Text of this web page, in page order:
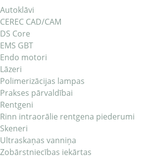
Autoklāvi
CEREC CAD/CAM
DS Core
EMS GBT
Endo motori
Lāzeri
Polimerizācijas lampas
Prakses pārvaldībai
Rentgeni
Rinn intraorālie rentgena piederumi
Skeneri
Ultraskaņas vanniņa
Zobārstniecības iekārtas